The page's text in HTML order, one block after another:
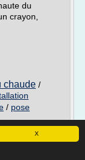
X
du
crayon,
chaude /
/ pose